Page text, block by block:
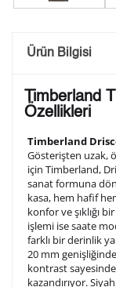
arka
olduğunuz
1. Satır
2. Satır
3. Satır
Ürün Bilgisi
Timberland
Özellikleri
Timberland
Gösterişten uzak,
için Timberland,
sanat formuna
kasa, hem hafif
konfor ve şıklığı
işlemi ise saate
farklı bir derinlik
20 mm
kontrast
kazandırıyor.